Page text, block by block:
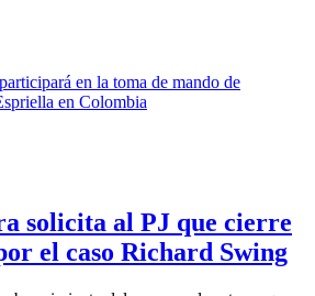
solicita al PJ que cierre
el caso Richard Swing